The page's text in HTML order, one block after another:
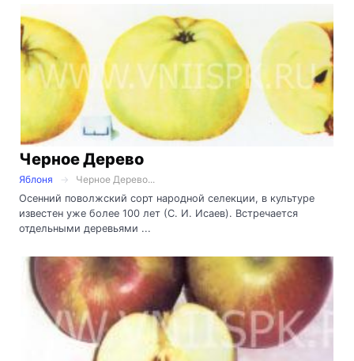
Черное Дерево
Яблоня
Черное Дерево...
Осенний поволжский сорт народной селекции, в культуре
известен уже более 100 лет (С. И. Исаев). Встречается
отдельными деревьями ...